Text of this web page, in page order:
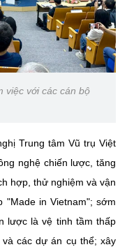
việc với các cán bộ
Trung tâm Vũ trụ Việt
nghệ chiến lược, tăng
hợp, thử nghiệm và vận
"Made in Vietnam"; sớm
lược là vệ tinh tầm thấp
các dự án cụ thể; xây